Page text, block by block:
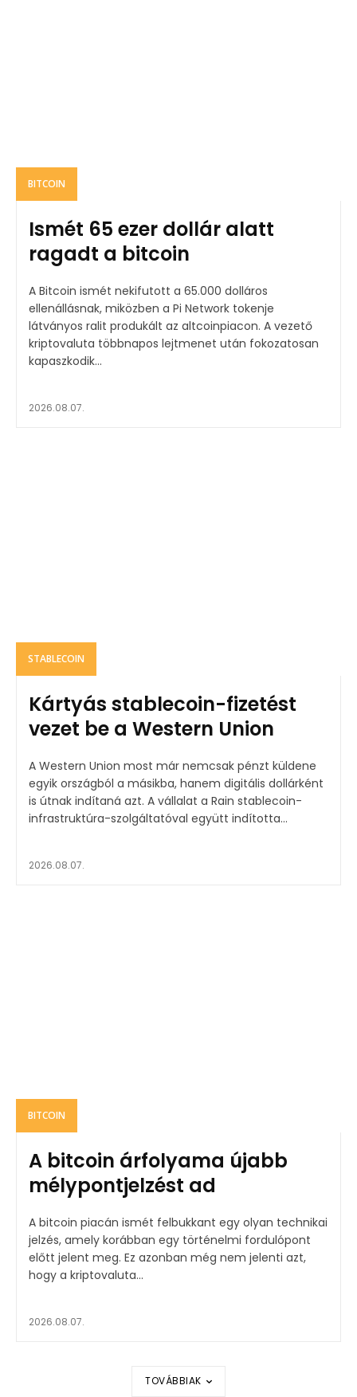
BITCOIN
Ismét 65 ezer dollár alatt
ragadt a bitcoin
A Bitcoin ismét nekifutott a 65.000 dolláros
ellenállásnak, miközben a Pi Network tokenje
látványos ralit produkált az altcoinpiacon. A vezető
kriptovaluta többnapos lejtmenet után fokozatosan
kapaszkodik...
2026.08.07.
STABLECOIN
Kártyás stablecoin-fizetést
vezet be a Western Union
A Western Union most már nemcsak pénzt küldene
egyik országból a másikba, hanem digitális dollárként
is útnak indítaná azt. A vállalat a Rain stablecoin-
infrastruktúra-szolgáltatóval együtt indította...
2026.08.07.
BITCOIN
A bitcoin árfolyama újabb
mélypontjelzést ad
A bitcoin piacán ismét felbukkant egy olyan technikai
jelzés, amely korábban egy történelmi fordulópont
előtt jelent meg. Ez azonban még nem jelenti azt,
hogy a kriptovaluta...
2026.08.07.
TOVÁBBIAK